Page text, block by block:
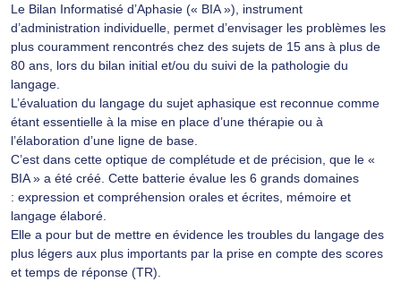
Le Bilan Informatisé d’Aphasie (« BIA »), instrument
d’administration individuelle, permet d’envisager les problèmes les
plus couramment rencontrés chez des sujets de 15 ans à plus de
80 ans, lors du bilan initial et/ou du suivi de la pathologie du
langage.
L’évaluation du langage du sujet aphasique est reconnue comme
étant essentielle à la mise en place d’une thérapie ou à
l’élaboration d’une ligne de base.
C’est dans cette optique de complétude et de précision, que le «
BIA » a été créé. Cette batterie évalue les 6 grands domaines
: expression et compréhension orales et écrites, mémoire et
langage élaboré.
Elle a pour but de mettre en évidence les troubles du langage des
plus légers aux plus importants par la prise en compte des scores
et temps de réponse (TR).